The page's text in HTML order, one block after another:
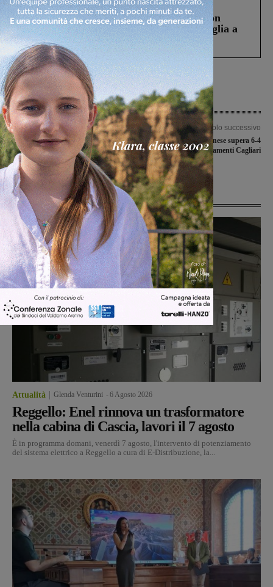
Cronaca 3 Agosto 2026
Scomparso da una struttura di Castiglion
Fiorentino l’uomo che aveva ucciso la figlia a
Levane nel 2020
Articolo precedente
Bambino di due anni investito da
un’auto. Portato al Meyer con il
Pegaso
Articolo successivo
La Futsal Sangiovannese supera 6-4
l’Asso Arredamenti Cagliari
Ultime Notizie
Attualità Glenda Venturini 6 Agosto 2026
Reggello: Enel rinnova un trasformatore
nella cabina di Cascia, lavori il 7 agosto
È in programma domani, venerdì 7 agosto, l'intervento di potenziamento
del sistema elettrico a Reggello a cura di E-Distribuzione, la...